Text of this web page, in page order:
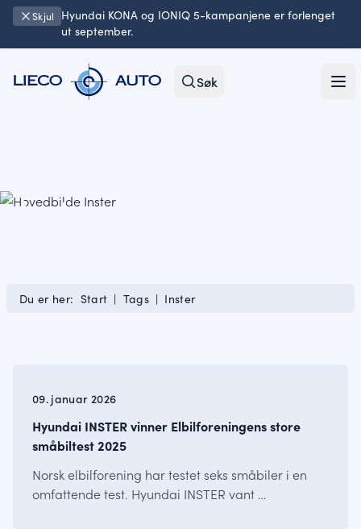
Skjul
Hyundai KONA og IONIQ 5-kampanjene er forlenget
ut september.
Søk
Inster
Du er her: Start | Tags | Inster
09. januar 2026
Hyundai INSTER vinner Elbilforeningens store
småbiltest 2025
Norsk elbilforening har testet seks småbiler i en
omfattende test. Hyundai INSTER vant …